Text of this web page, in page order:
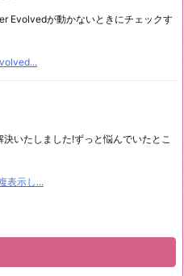
Evolvedが動かないときにチェックす
いたしました!ずっと悩んでいたとこ
表示し...